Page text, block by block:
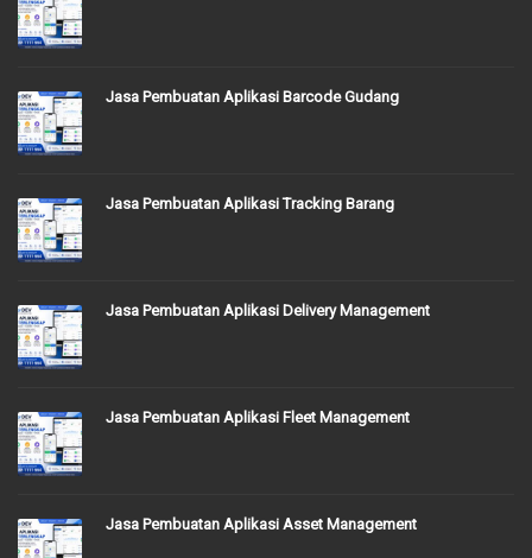
Jasa Pembuatan Aplikasi Barcode Gudang
Jasa Pembuatan Aplikasi Tracking Barang
Jasa Pembuatan Aplikasi Delivery Management
Jasa Pembuatan Aplikasi Fleet Management
Jasa Pembuatan Aplikasi Asset Management